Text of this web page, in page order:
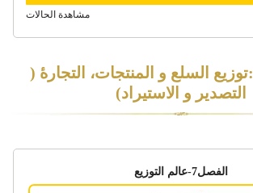
مشاهدة الحالات
المجموعة 3:توزيع السلع و المنتجات، التجارۀ (
التصدیر و الاستیراد)
الفصل7-عالم التوزیع